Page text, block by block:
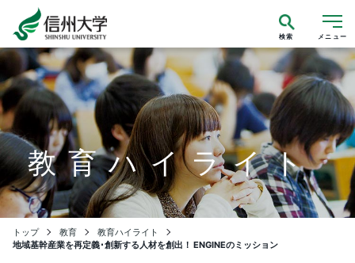
メニュー
検索
教育ハイライト
トップ 教育
教育ハイライト
地域基幹産業を再定義･創新する人材を創出！ ENGINEのミッション